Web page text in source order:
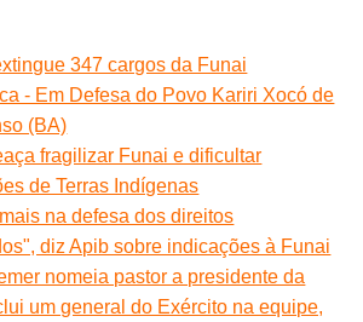
347 cargos da Funai
- Em Defesa do Povo Kariri Xocó de
(BA)
fragilizar Funai e dificultar
de Terras Indígenas
na defesa dos direitos
diz Apib sobre indicações à Funai
nomeia pastor a presidente da
um general do Exército na equipe,